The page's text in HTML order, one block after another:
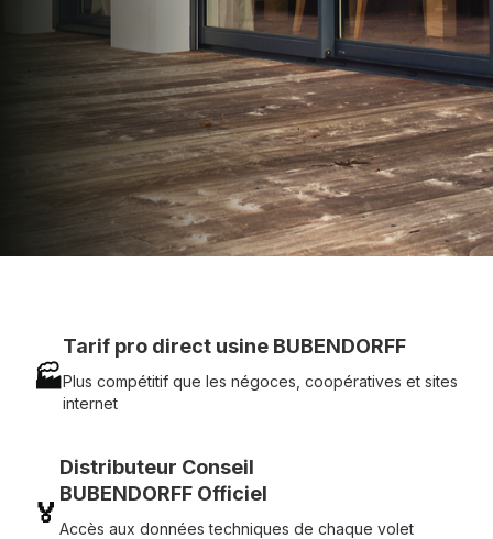
07 83 35 69 17
MON DEVIS MOTEUR
Voir tous nos produits
🏭
Tarif pro direct usine BUBENDORFF
Plus compétitif que les négoces, coopératives et sites
internet
🏅
Distributeur Conseil
BUBENDORFF Officiel
Accès aux données techniques de chaque volet